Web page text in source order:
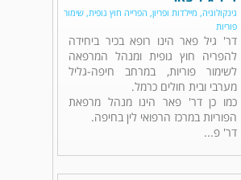
גינקולוגיה, מיילדות ופריון, הפרייה חוץ גופית, שימור
פוריות
דר' גיל פאר הינו רופא בכיר ביחידה
להפריה חוץ גופית ומנהל המרפאה
לשימור פוריות, במרחב חיפה-גליל
מערבי ובית חולים כרמל.
כמו כן דר' פאר הינו מנהל מרפאת
הפוריות במרכז הרפואי לין בחיפה.
דר' פ...